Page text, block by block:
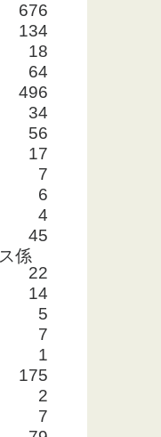
676
134
18
64
496
34
56
17
7
6
4
45
係
22
14
5
7
1
175
2
7